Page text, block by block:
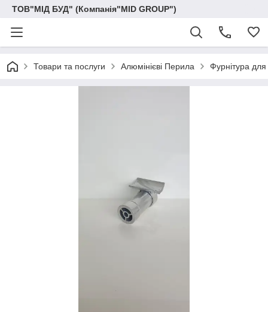
ТОВ"МІД БУД" (Компанія"MID GROUP")
Товари та послуги Алюмінієві Перила Фурнітура